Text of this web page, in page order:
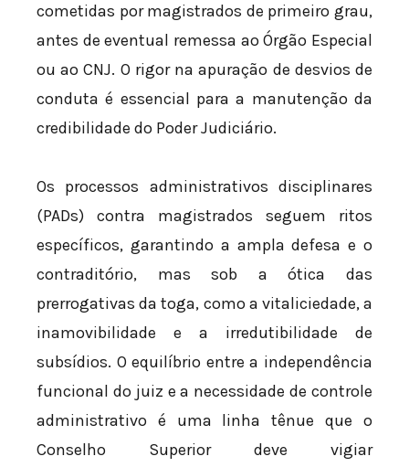
cometidas por magistrados de primeiro grau,
antes de eventual remessa ao Órgão Especial
ou ao CNJ. O rigor na apuração de desvios de
conduta é essencial para a manutenção da
credibilidade do Poder Judiciário.
Os processos administrativos disciplinares
(PADs) contra magistrados seguem ritos
específicos, garantindo a ampla defesa e o
contraditório, mas sob a ótica das
prerrogativas da toga, como a vitaliciedade, a
inamovibilidade e a irredutibilidade de
subsídios. O equilíbrio entre a independência
funcional do juiz e a necessidade de controle
administrativo é uma linha tênue que o
Conselho Superior deve vigiar